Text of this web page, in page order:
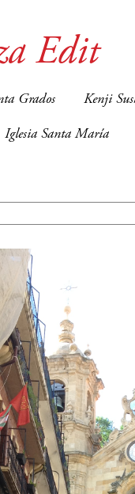
Edit
Grados Kenji
Iglesia Santa María